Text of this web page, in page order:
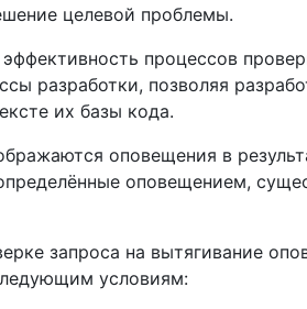
целевой проблемы.
процессов
разработки, позволяя
их базы кода.
оповещения в
оповещением,
запроса на вытягивание
условиям: